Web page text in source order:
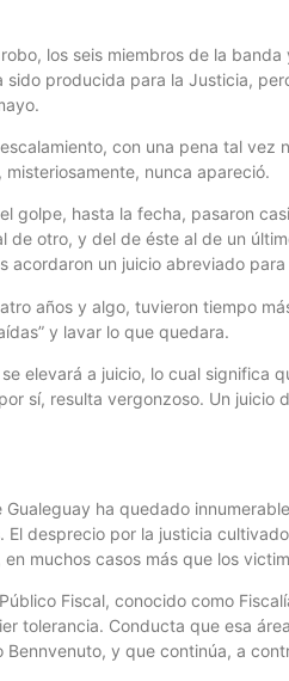
los seis miembros de la
producida para la Justicia,
con una pena tal vez
nunca apareció.
golpe, hasta la fecha, pasaron
otro, y del de éste al de un
acordaron un juicio abreviado
años y algo, tuvieron tiempo
y lavar lo que quedara.
elevará a juicio, lo cual significa
sí, resulta vergonzoso. Un juicio
ha quedado
desprecio por la justicia
muchos casos más que los
Fiscal, conocido como
tolerancia. Conducta que esa
y que continúa, a